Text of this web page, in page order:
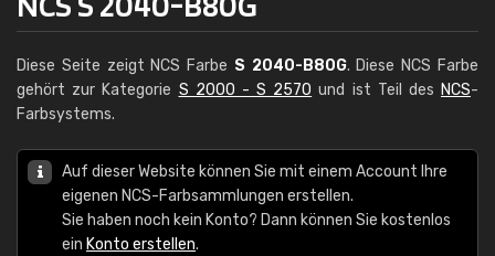
Diese Seite zeigt NCS Farbe S 2040-B80G. Diese NCS Farbe
gehört zur Kategorie S 2000 - S 2570 und ist Teil des NCS-
Farbsystems.
Auf dieser Website können Sie mit einem Account Ihre
eigenen NCS-Farbsammlungen erstellen.
Sie haben noch kein Konto? Dann können Sie kostenlos
ein Konto erstellen.